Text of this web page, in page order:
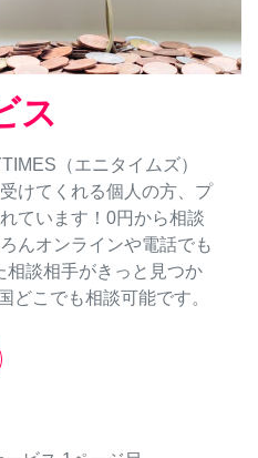
ス
（エニタイムズ）
けてくれる個人の方、プ
ています！0円から相談
んオンラインや電話でも
相談相手がきっと見つか
どこでも相談可能です。